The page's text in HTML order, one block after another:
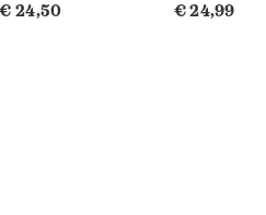
€ 24,50 € 24,99